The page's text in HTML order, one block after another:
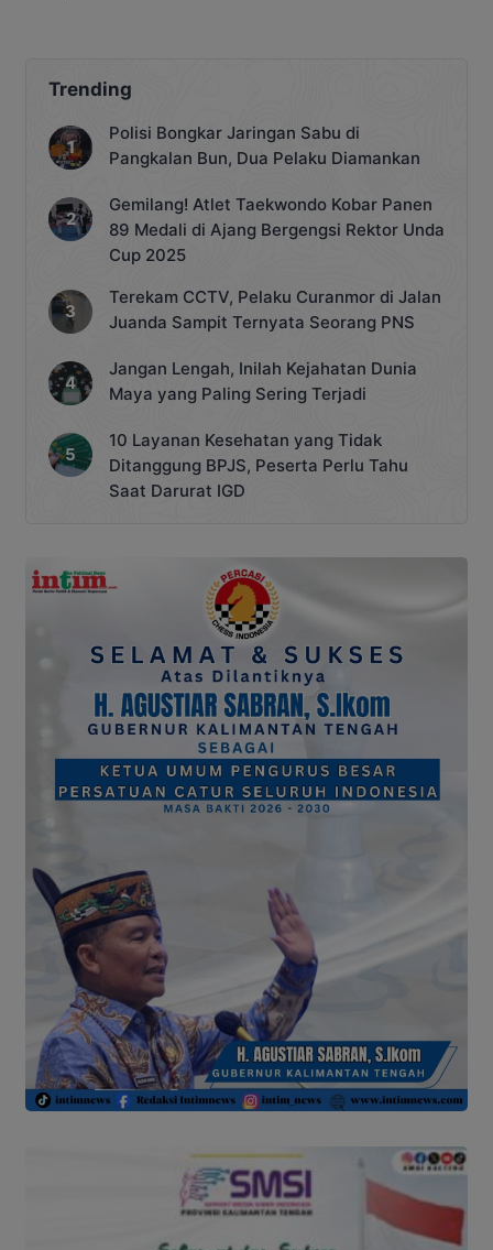
Trending
Polisi Bongkar Jaringan Sabu di
Pangkalan Bun, Dua Pelaku Diamankan
Gemilang! Atlet Taekwondo Kobar Panen
89 Medali di Ajang Bergengsi Rektor Unda
Cup 2025
Terekam CCTV, Pelaku Curanmor di Jalan
Juanda Sampit Ternyata Seorang PNS
Jangan Lengah, Inilah Kejahatan Dunia
Maya yang Paling Sering Terjadi
10 Layanan Kesehatan yang Tidak
Ditanggung BPJS, Peserta Perlu Tahu
Saat Darurat IGD